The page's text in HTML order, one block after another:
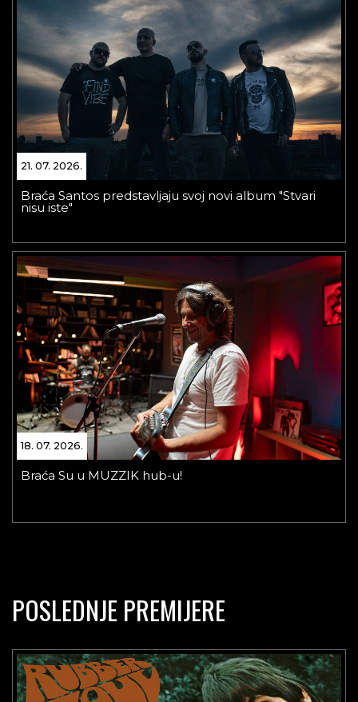
21. 07. 2026.
Braća Santos predstavljaju svoj novi album "Stvari
nisu iste"
18. 07. 2026.
Braća Su u MUZZIK hub-u!
POSLEDNJE PREMIJERE